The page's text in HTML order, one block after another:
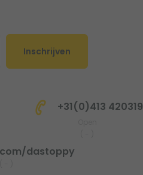
Inschrijven
+31(0)413 420319
dastoppy